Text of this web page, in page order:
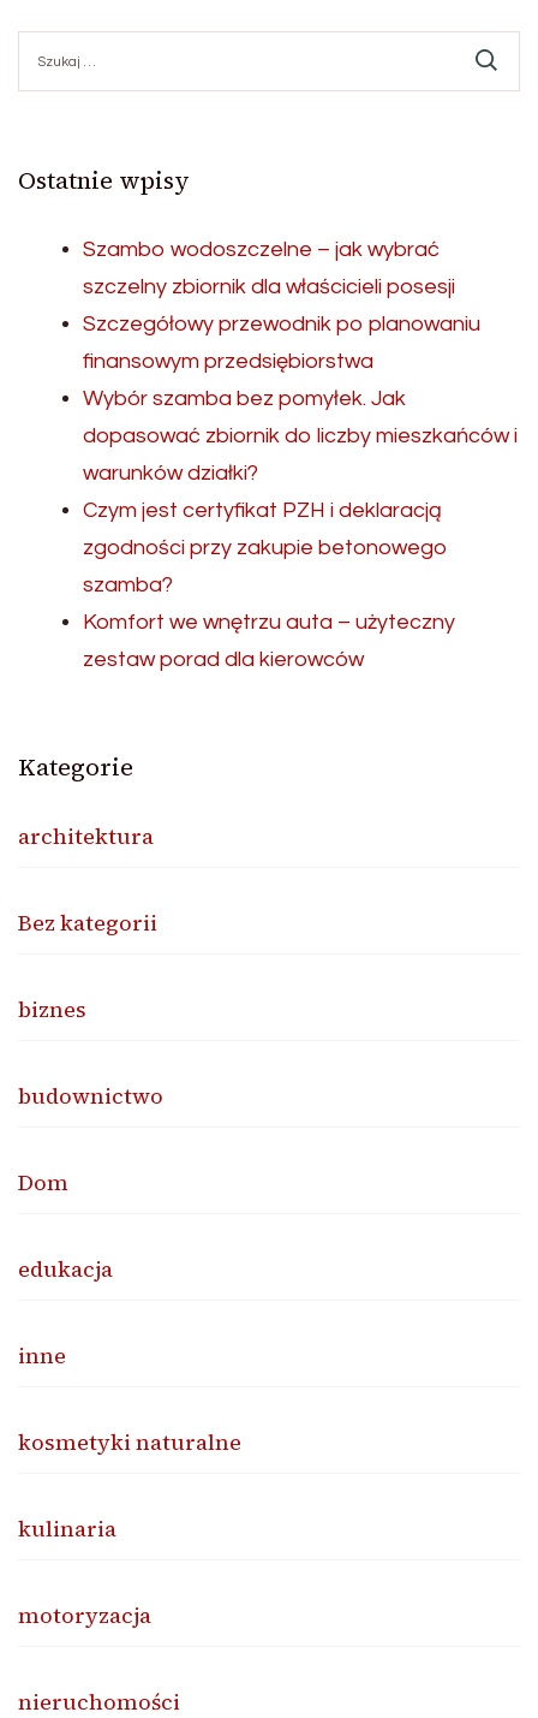
Ostatnie wpisy
Szambo wodoszczelne – jak wybrać
szczelny zbiornik dla właścicieli posesji
Szczegółowy przewodnik po planowaniu
finansowym przedsiębiorstwa
Wybór szamba bez pomyłek. Jak
dopasować zbiornik do liczby mieszkańców i
warunków działki?
Czym jest certyfikat PZH i deklaracją
zgodności przy zakupie betonowego
szamba?
Komfort we wnętrzu auta – użyteczny
zestaw porad dla kierowców
Kategorie
architektura
Bez kategorii
biznes
budownictwo
Dom
edukacja
inne
kosmetyki naturalne
kulinaria
motoryzacja
nieruchomości